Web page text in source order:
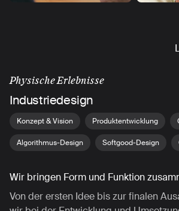
Physische Erlebnisse
Industriedesign
Konzept & Vision Produktentwicklung
Algorithmus-Design Softgood-Design
Wir bringen Form und Funktion
Von der ersten Idee bis zur finalen